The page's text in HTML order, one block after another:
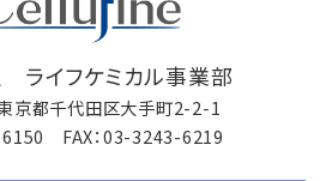
ライフケミカル事業部
都千代田区大手町2-2-1
FAX：03-3243-6219